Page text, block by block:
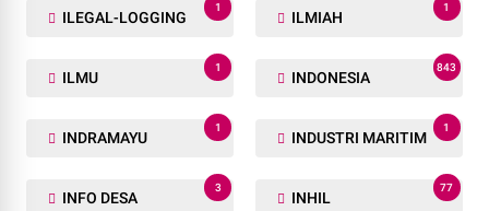
ILEGAL-LOGGING
1
ILMIAH
1
ILMU
1
INDONESIA
843
INDRAMAYU
1
INDUSTRI MARITIM
1
INFO DESA
3
INHIL
77